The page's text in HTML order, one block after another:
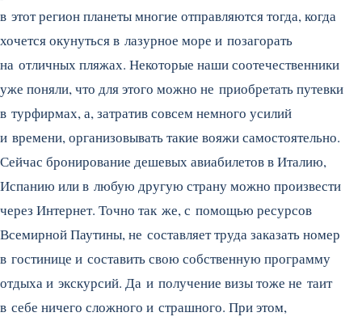
в этот регион планеты многие отправляются тогда, когда
хочется окунуться в лазурное море и позагорать
на отличных пляжах. Некоторые наши соотечественники
уже поняли, что для этого можно не приобретать путевки
в турфирмах, а, затратив совсем немного усилий
и времени, организовывать такие вояжи самостоятельно.
Сейчас бронирование дешевых авиабилетов в Италию,
Испанию или в любую другую страну можно произвести
через Интернет. Точно так же, с помощью ресурсов
Всемирной Паутины, не составляет труда заказать номер
в гостинице и составить свою собственную программу
отдыха и экскурсий. Да и получение визы тоже не таит
в себе ничего сложного и страшного. При этом,